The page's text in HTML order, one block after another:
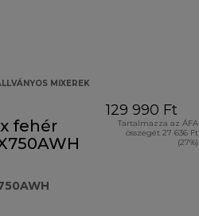
MIXEREK
fehér
129 990 Ft
Tartalmazza az ÁFA
összegét 27 636 Ft
(27%)